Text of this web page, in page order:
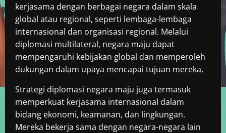
kerjasama dengan berbagai negara dalam skala
global atau regional, seperti lembaga-lembaga
internasional dan organisasi regional. Melalui
diplomasi multilateral, negara maju dapat
mempengaruhi kebijakan global dan memperoleh
dukungan dalam upaya mencapai tujuan mereka.
Strategi diplomasi negara maju juga termasuk
memperkuat kerjasama internasional dalam
bidang ekonomi, keamanan, dan lingkungan.
Mereka bekerja sama dengan negara-negara lain